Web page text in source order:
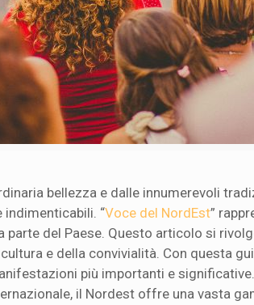
bellezza e dalle innumerevoli
“Voce del NordEst”
parte del Paese. Questo articolo si
e della convivialità. Con questa
più importanti e
il Nordest offre una vasta